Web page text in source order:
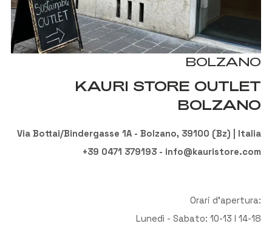
BOLZANO
KAURI STORE OUTLET
BOLZANO
Via Bottai/Bindergasse 1A - Bolzano, 39100 (Bz) | Italia
+39 0471 379193 - info@kauristore.com
Orari d'apertura:
Lunedì - Sabato: 10-13 I 14-18